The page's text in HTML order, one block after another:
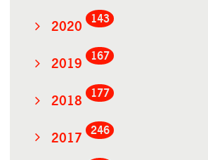
2020
143
2019
167
2018
177
2017
246